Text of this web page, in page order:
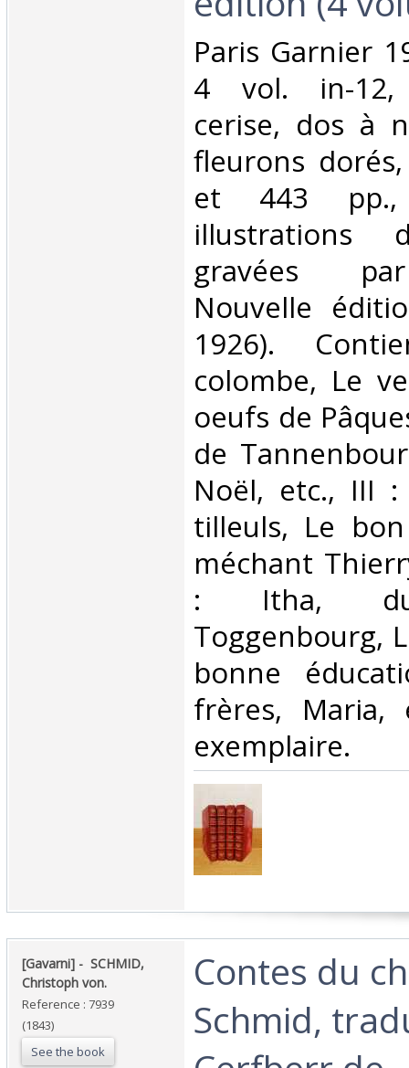
‎Paris Garnier
4 vol. in-12,
cerise, dos à
fleurons
et 443 pp.,
illustrations
gravées
Nouvelle
1926).
colombe, Le
oeufs de
de
Noël, etc., III
tilleuls, Le
méchant
: Itha,
Toggenbourg,
bonne
frères, Maria,
exemplaire.‎
‎[Gavarni] - ‎ ‎SCHMID,
Christoph von. ‎
Reference : 7939
(1843)
See the book
‎Contes du
Schmid,